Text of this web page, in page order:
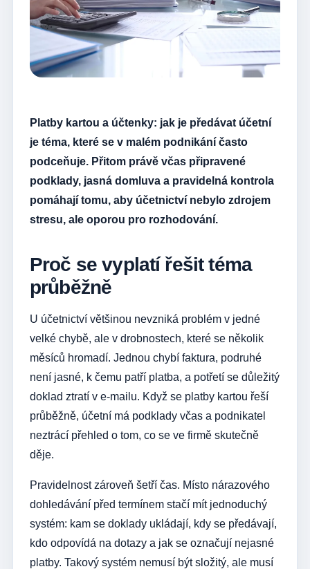
Platby kartou a účtenky: jak je předávat účetní
je téma, které se v malém podnikání často
podceňuje. Přitom právě včas připravené
podklady, jasná domluva a pravidelná kontrola
pomáhají tomu, aby účetnictví nebylo zdrojem
stresu, ale oporou pro rozhodování.
Proč se vyplatí řešit téma
průběžně
U účetnictví většinou nevzniká problém v jedné
velké chybě, ale v drobnostech, které se několik
měsíců hromadí. Jednou chybí faktura, podruhé
není jasné, k čemu patří platba, a potřetí se důležitý
doklad ztratí v e-mailu. Když se platby kartou řeší
průběžně, účetní má podklady včas a podnikatel
neztrácí přehled o tom, co se ve firmě skutečně
děje.
Pravidelnost zároveň šetří čas. Místo nárazového
dohledávání před termínem stačí mít jednoduchý
systém: kam se doklady ukládají, kdy se předávají,
kdo odpovídá na dotazy a jak se označují nejasné
platby. Takový systém nemusí být složitý, ale musí